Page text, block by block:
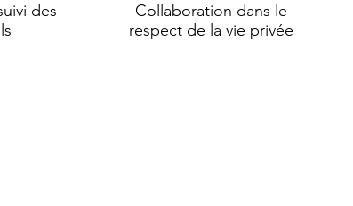
des
Collaboration dans le
respect de la vie privée